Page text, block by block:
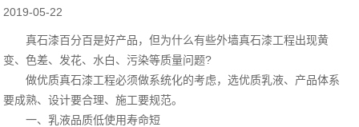
2019-05-22
真石漆百分百是好产品，但为什么有些外墙真石漆工程出现黄
变、色差、发花、水白、污染等质量问题?
做优质真石漆工程必须做系统化的考虑，选优质乳液、产品体系
要成熟、设计要合理、施工要规范。
一、乳液品质低使用寿命短